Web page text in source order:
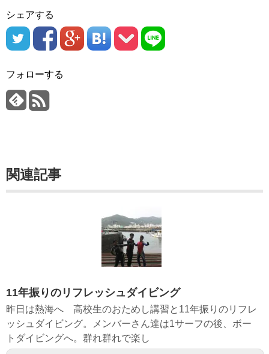
シェアする
フォローする
関連記事
11年振りのリフレッシュダイビング
昨日は熱海へ 高校生のおためし講習と11年振りのリフレ
ッシュダイビング。メンバーさん達は1サーフの後、ボー
トダイビングへ。群れ群れで楽し